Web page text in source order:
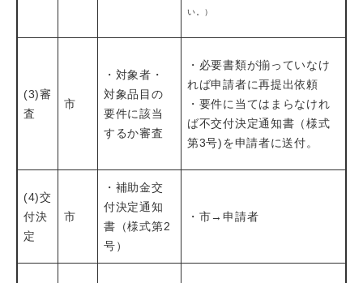
い。）
(3)審
査
市
・対象者・
対象品目の
要件に該当
するか審査
・必要書類が揃っていなけ
れば申請者に再提出依頼
・要件に当てはまらなけれ
ば不交付決定通知書（様式
第3号)を申請者に送付。
(4)交
付決
定
市
・補助金交
付決定通知
書（様式第2
号）
・市→申請者